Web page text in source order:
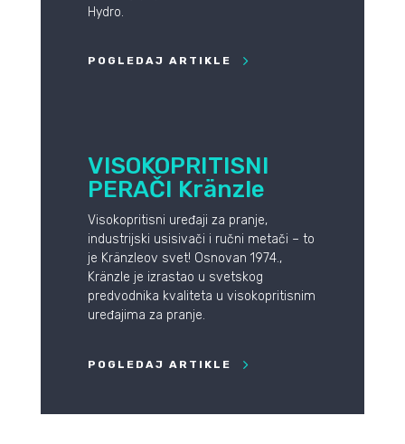
Hydro.
POGLEDAJ ARTIKLE
VISOKOPRITISNI
PERAČI Kränzle
Visokopritisni uređaji za pranje,
industrijski usisivači i ručni metači – to
je Kränzleov svet! Osnovan 1974.,
Kränzle je izrastao u svetskog
predvodnika kvaliteta u visokopritisnim
uređajima za pranje.
POGLEDAJ ARTIKLE